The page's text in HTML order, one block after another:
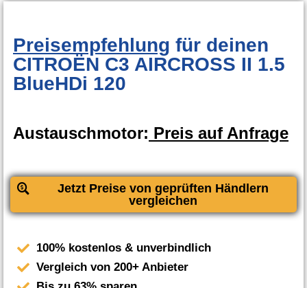
Preisempfehlung für deinen
CITROËN C3 AIRCROSS II 1.5
BlueHDi 120
Austauschmotor: Preis auf Anfrage
Jetzt Preise von geprüften Händlern
vergleichen
100% kostenlos & unverbindlich
Vergleich von 200+ Anbieter